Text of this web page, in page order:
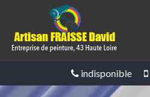
indisponible